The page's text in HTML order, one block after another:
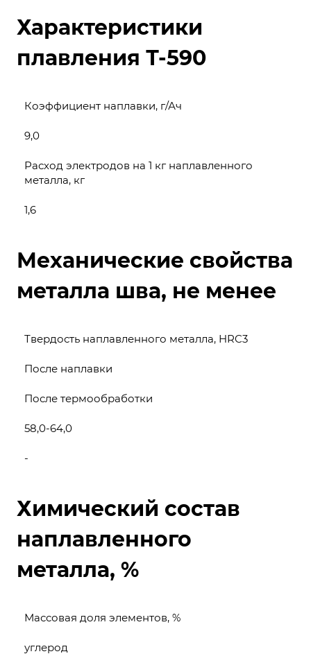
Характеристики
плавления Т-590
Коэффициент наплавки, г/Ач
9,0
Расход электродов на 1 кг наплавленного
металла, кг
1,6
Механические свойства
металла шва, не менее
Твердость наплавленного металла, HRC3
После наплавки
После термообработки
58,0-64,0
-
Химический состав
наплавленного
металла, %
Массовая доля элементов, %
углерод